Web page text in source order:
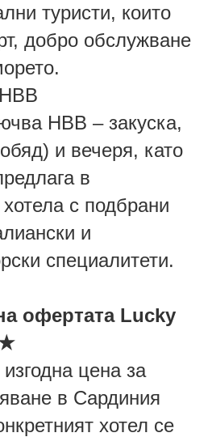
туристи, които
добро обслужване
HBB – закуска,
и вечеря, като
в
с подбрани
и
специалитети.
офертата Lucky
цена за
в Сардиния
хотел се